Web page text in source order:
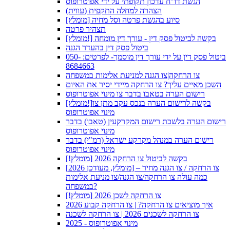
הצהרה למחלה התקפית (עווית)
[מומלץ] סיוע בהגשת פרטה וסל מחיה
תצהיר פרטה
[מומלץ!] בקשה לביטול פסק דין - עורך דין מומחה
ביטול פסק דין בהעדר הגנה
ביטול פסק דין על ידי עורך דין מוסמך- לפרטים: 050-
8684663
צו הרחקה|צו הגנה למניעת אלימות במשפחה
השכן מאיים עליך? צו הרחקה מיידי יסיר את האיום
רישום הערה בטאבו בדבר צו מינוי אפוטרופוס
[מומלץ!]בקשה לרישום הערה בנכס עקב מתן צו
מינוי אפוטרופוס
רישום הערה בלשכת רישום המקרקעין (טאבו) בדבר
מינוי אפוטרופוס
רישום הערה במנהל מקרקע ישראל (רמ"י) בדבר
מינוי אפוטרופוס
בקשה לביטול צו הרחקה 2026 [מומלץ!]
[מומלץ, מעודכן 2026] צו הרחקה / צו הגנה מחיר –
כמה עולה צו הרחקה/צו הגנה/צו מניעת אלימות
במשפחה?
צו הרחקה לשכן 2026 [מומלץ!]
איך מוציאים צו הרחקה? | צו הרחקה קבוע 2026
צו הרחקה לשכנים 2026 | צו הרחקה לשכנה
2025 - מינוי אפוטרופוס